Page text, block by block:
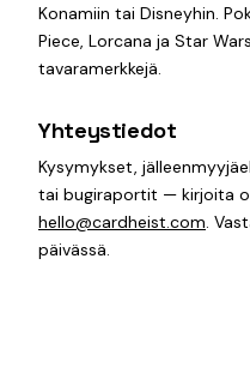
Konamiin tai Disneyhin.
Piece, Lorcana ja Star
tavaramerkkejä.
Yhteystiedot
Kysymykset,
tai bugiraportit — kirjoita
hello@cardheist.com.
päivässä.